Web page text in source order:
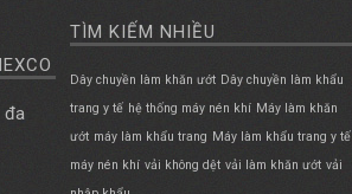
đa
TÌM KIẾM NHIỀU
Dây chuyền làm khăn ướt Dây chuyền làm khẩu
trang y tế hệ thống máy nén khí Máy làm khăn
ướt máy làm khẩu trang Máy làm khẩu trang y tế
máy nén khí vải không dệt vải làm khăn ướt vải